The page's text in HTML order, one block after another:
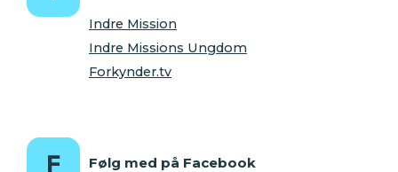
Indre Mission
Indre Missions Ungdom
Forkynder.tv
Følg med på Facebook